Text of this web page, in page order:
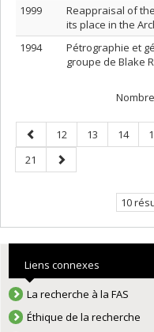
1999
Reappraisal of
its place in the
1994
Pétrographie et
groupe de Blake
Page
précédente
Page
12 Page
13 Page
14
Page
21
Page
suivante
10
Liens connexes
La recherche à la FAS
Éthique de la recherche